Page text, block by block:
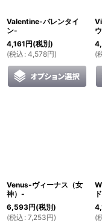
Valentine-バレンタイ
ン-
4,161円(税別)
(税込 : 4,578円)
(
Venus-ヴィーナス（女
神）-
6,593円(税別)
(税込 : 7,253円)
(